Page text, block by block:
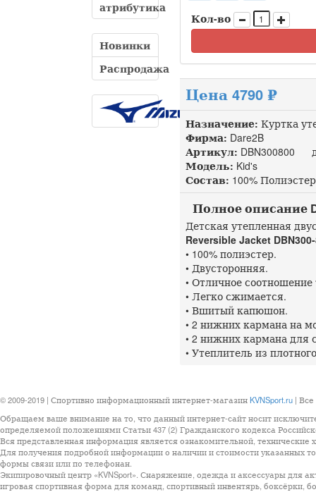
атрибутика
Новинки
Распродажа
Кол-во
Цена 4790 ₽
Назначение: Куртка
Фирма: Dare2B
Артикул: DBN300800
Модель: Kid's
Состав: 100% Полиэстер
Полное описание
Детская утепленная
Reversible Jacket
• 100% полиэстер.
• Двусторонняя.
• Отличное
• Легко сжимается.
• Вшитый капюшон.
• 2 нижних кармана на
• 2 нижних кармана для
• Утеплитель из
© 2009-2019 | Спортивно информационный интернет-магазин KVNSport.ru |
Обращаем ваше внимание на то, что данный интернет-сайт носит
определяемой положениями Статьи 437 (2) Гражданского кодекса
Вся представленная информация является ознакомительной, технические
Для получения подробной информации о наличии и стоимости указанных
формы связи или по телефонан.
Экипировочный центр «KVNSport». Снаряжение, одежда и аксессуары для
игровая спортивная форма для команд, спортивный инвентярь, боксёрки,